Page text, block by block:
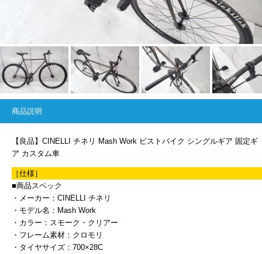
商品説明
【良品】CINELLI チネリ Mash Work ピストバイク シングルギア 固定ギ
ア カスタム車
［仕様］
■商品スペック
・メーカー：CINELLI チネリ
・モデル名：Mash Work
・カラー：スモーク・クリアー
・フレーム素材：クロモリ
・タイヤサイズ：700×28C